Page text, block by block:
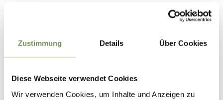
Zustimmung Details Über Cookies
Diese Webseite verwendet Cookies
Wir verwenden Cookies, um Inhalte und Anzeigen zu